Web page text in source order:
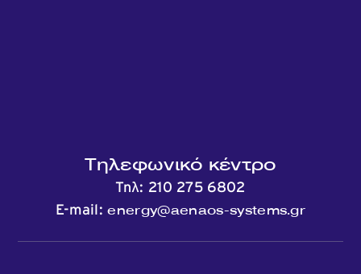
Τηλεφωνικό κέντρο
Τηλ: 210 275 6802
E-mail:energy@aenaos-systems.gr